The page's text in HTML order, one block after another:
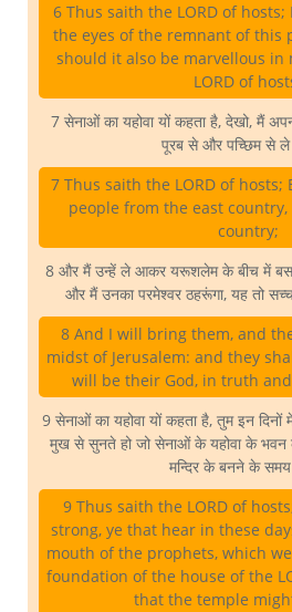
6 Thus saith the LORD of
the eyes of the remnant of this
should it also be marvellous in
LORD of
7 सेनाओं का यहोवा यों कहता है, देखो, मैं
पूरब से और पच्छिम से
7 Thus saith the LORD of hosts;
people from the east
country;
8 और मैं उन्हें ले आकर यरूशलेम के बीच में
और मैं उनका परमेश्वर ठहरूंगा, यह तो
8 And I will bring them, and
midst of Jerusalem: and they
will be their God, in truth
9 सेनाओं का यहोवा यों कहता है, तुम इन
मुख से सुनते हो जो सेनाओं के यहोवा के भवन
मन्दिर के बनने के
9 Thus saith the LORD of
strong, ye that hear in these
mouth of the prophets, which
foundation of the house of the
that the temple